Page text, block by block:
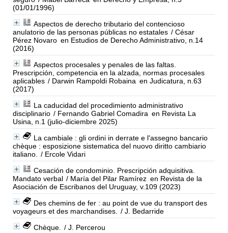
(01/01/1996)
Aspectos de derecho tributario del contencioso
anulatorio de las personas públicas no estatales / César
Pérez Novaro en Estudios de Derecho Administrativo, n.14
(2016)
Aspectos procesales y penales de las faltas.
Prescripción, competencia en la alzada, normas procesales
aplicables / Darwin Rampoldi Robaina en Judicatura, n.63
(2017)
La caducidad del procedimiento administrativo
disciplinario / Fernando Gabriel Comadira en Revista La
Usina, n.1 (julio-diciembre 2025)
La cambiale : gli ordini in derrate e l'assegno bancario
chèque : esposizione sistematica del nuovo diritto cambiario
italiano.
/ Ercole Vidari
Cesación de condominio. Prescripción adquisitiva.
Mandato verbal / María del Pilar Ramírez en Revista de la
Asociación de Escribanos del Uruguay, v.109 (2023)
Des chemins de fer : au point de vue du transport des
voyageurs et des marchandises.
/ J. Bedarride
Chèque.
/ J. Percerou